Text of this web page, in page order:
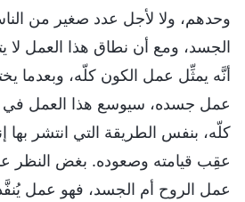
وحدهم، ولا لأجل عدد صغير من
الجسد، ومع أن نطاق هذا العمل لا
أنَّه يمثِّل عمل الكون كلّه، وبعدما
عمل جسده، سيوسع هذا العمل في
كلّه، بنفس الطريقة التي انتشر
عقِب قيامته وصعوده. بغض النظر
عمل الروح أم الجسد، فهو عمل